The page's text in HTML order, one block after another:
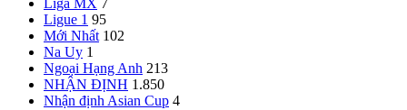
Liga MX 7
Ligue 1 95
Mới Nhất 102
Na Uy 1
Ngoại Hạng Anh 213
NHẬN ĐỊNH 1.850
Nhận định Asian Cup 4